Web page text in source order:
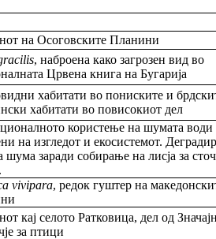
на Осоговските Планини
, наброена како загрозен вид во
Црвена книга на Бугарија
хабитати во пониските и
хабитати во повисокиот дел
користење на шумата води
на изгледот и екосистемот.
шума заради собирање на лисја за
vivipara, редок гуштер на
кај селото Ратковица, дел од
за птици